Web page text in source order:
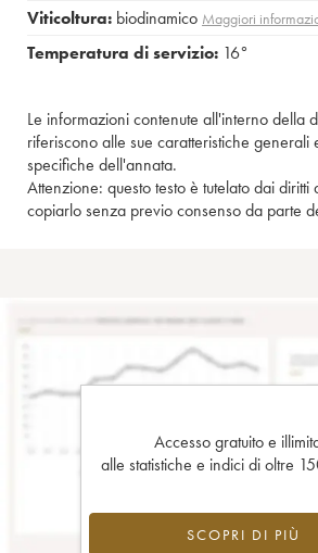
Viticoltura: biodinamico Maggiori
Temperatura di servizio: 16°
Le informazioni contenute all'interno della
riferiscono alle sue caratteristiche generali
specifiche dell'annata.
Attenzione: questo testo è tutelato dai diritti
copiarlo senza previo consenso da parte
Accesso gratuito e
alle statistiche e indici di oltre
SCOPRI DI PIÙ